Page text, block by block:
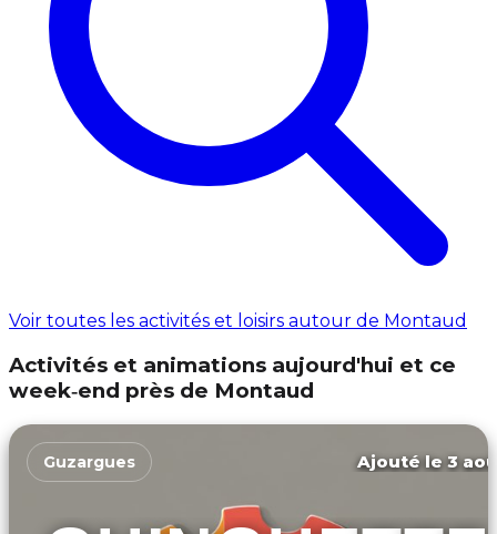
Voir toutes les activités et loisirs autour de Montaud
Activités et animations aujourd'hui et ce
week‑end près de Montaud
Guzargues Ajouté le 3